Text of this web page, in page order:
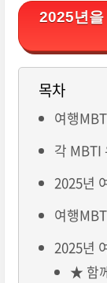
2025년을
목차
여행
각 MBTI
2025년
여행
2025년
★ 함